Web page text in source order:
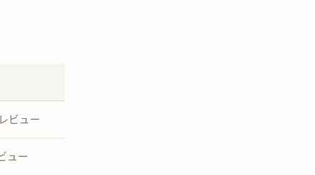
ビュー
ュー